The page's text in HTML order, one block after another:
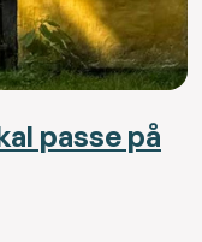
passe på